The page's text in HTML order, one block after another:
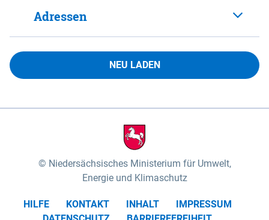
Adressen
NEU LADEN
Niedersächsisches Ministerium für Umwelt,
Energie und Klimaschutz
HILFE KONTAKT INHALT
IMPRESSUM